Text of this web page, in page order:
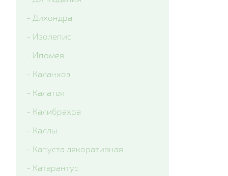
- Дихондра
- Изолепис
- Ипомея
- Каланхоэ
- Калатея
- Калибрахоа
- Каллы
- Капуста декоративная
- Катарантус